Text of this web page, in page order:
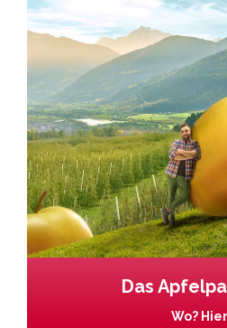
Das
Wo?